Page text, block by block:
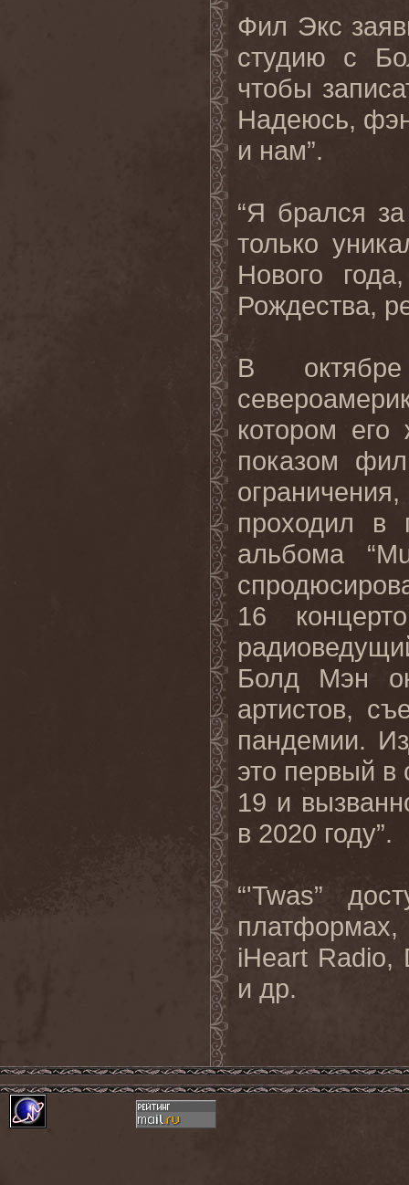
Фил Экс
студию с
чтобы
Надеюсь,
и нам”.
“Я брался
только
Нового
Рождества,
В
котором
показом
проходил в
альбома
16
Болд Мэн
артистов,
пандемии.
это первый в
19 и
в 2020 году”.
“'Twas”
iHeart Radio,
и др.